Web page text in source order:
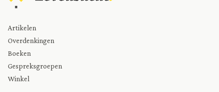
Artikelen
Overdenkingen
Boeken
Gespreksgroepen
Winkel